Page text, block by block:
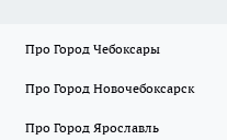
Про Город Чебоксары
Про Город Новочебоксарск
Про Город Ярославль